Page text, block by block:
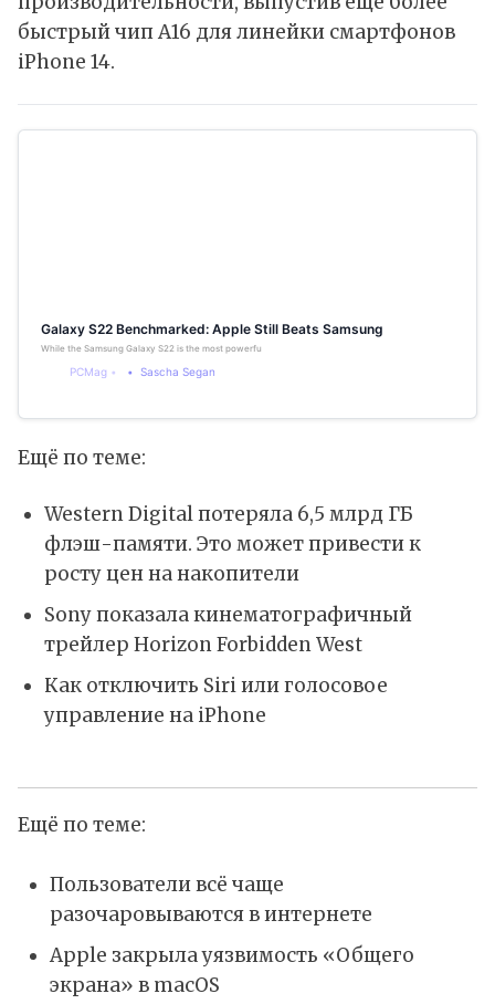
быстрый чип A16 для линейки смартфонов
iPhone 14.
Galaxy S22 Benchmarked: Apple Still Beats Samsung
While the Samsung Galaxy S22 is the most powerful Android phone we’ve seen so far, its benchmark
PCMag Sascha Segan
Ещё по теме:
Western Digital потеряла 6,5 млрд ГБ
флэш-памяти. Это может привести к
росту цен на накопители
Sony показала кинематографичный
трейлер Horizon Forbidden West
Как отключить Siri или голосовое
управление на iPhone
Ещё по теме:
Пользователи всё чаще
разочаровываются в интернете
Apple закрыла уязвимость «Общего
экрана» в macOS